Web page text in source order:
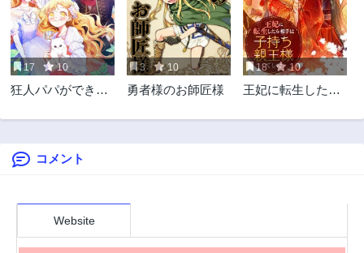
2年前 2年前
第7.4話
2年前
第6.1話
2年前
第5話
2年前
第5.5話
2年前
第5.6話 第4話
第4.5話
第3.5話
17 10
狂人パパができち
3 10
勇者様のお師匠様
18 10
王妃に転生したら
様でした
コメント
Website